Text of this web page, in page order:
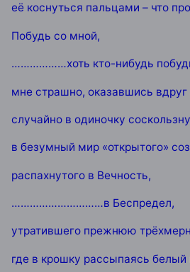
её коснуться пальцами – что
Побудь со мной,
………………хоть кто-нибудь
мне страшно, оказавшись вдруг
случайно в одиночку
в безумный мир «открытого»
распахнутого в Вечность,
…………………………в Беспредел,
утратившего прежнюю
где в крошку рассыпаясь белый